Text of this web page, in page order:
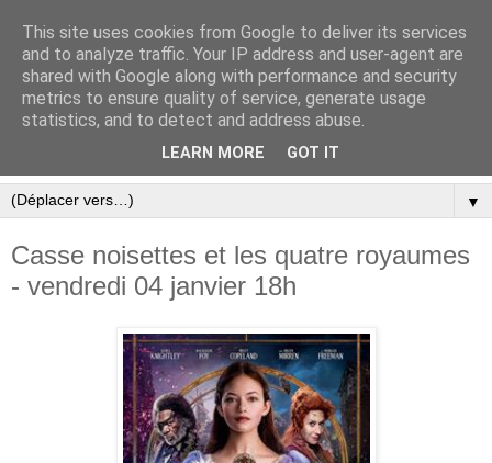
▼
Casse noisettes et les quatre royaumes
- vendredi 04 janvier 18h
This site uses cookies from Google to deliver its services
and to analyze traffic. Your IP address and user-agent are
shared with Google along with performance and security
metrics to ensure quality of service, generate usage
statistics, and to detect and address abuse.
LEARN MORE GOT IT